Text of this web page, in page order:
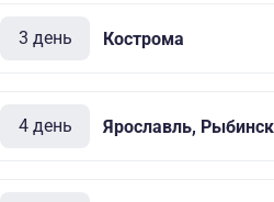
3 день Кострома
4 день Ярославль, Рыбинск